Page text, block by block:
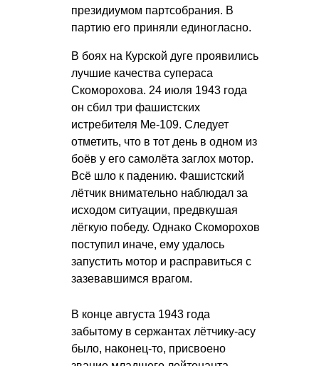
президиумом партсобрания. В
партию его приняли единогласно.
В боях на Курской дуге проявились
лучшие качества супераса
Скоморохова. 24 июля 1943 года
он сбил три фашистских
истребителя Ме-109. Следует
отметить, что в тот день в одном из
боёв у его самолёта заглох мотор.
Всё шло к падению. Фашистский
лётчик внимательно наблюдал за
исходом ситуации, предвкушая
лёгкую победу. Однако Скоморохов
поступил иначе, ему удалось
запустить мотор и расправиться с
зазевавшимся врагом.
В конце августа 1943 года
забытому в сержантах лётчику-асу
было, наконец-то, присвоено